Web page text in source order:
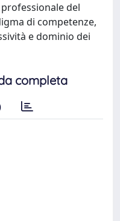
del
di competenze,
e dominio dei
completa